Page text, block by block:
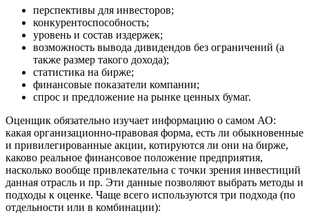
перспективы для инвесторов;
конкурентоспособность;
уровень и состав издержек;
возможность вывода дивидендов без ограничений (а
также размер такого дохода);
статистика на бирже;
финансовые показатели компании;
спрос и предложение на рынке ценных бумаг.
Оценщик обязательно изучает информацию о самом АО:
какая организационно-правовая форма, есть ли обыкновенные
и привилегированные акции, котируются ли они на бирже,
каково реальное финансовое положение предприятия,
насколько вообще привлекательна с точки зрения инвестиций
данная отрасль и пр. Эти данные позволяют выбрать методы и
подходы к оценке. Чаще всего используются три подхода (по
отдельности или в комбинации):
Волгоград
Волгодонск
Волжский
Вологда
Волоколамск
Волхов
Вольск
Воркута
Воронеж
Воскресенск
Воткинск
Всеволожск